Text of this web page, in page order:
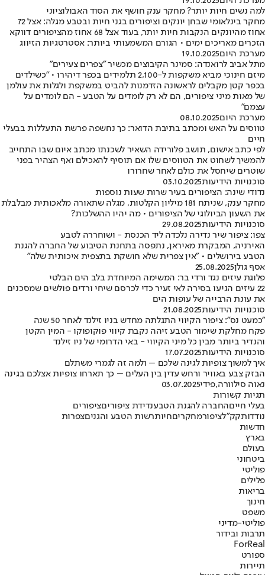
למה נשים חיות יותר? מחקר ענק חושף את הסוד האבולוציוני
מחקר בינלאומי שבחן יונקים וציפורים בגני חיות ובטבע מגלה: אצל 72
אחוז מהיונקים הנקבות חיות יותר, בעוד אצל 68 אחוז מהציפורים דווקא
הזכרים מאריכים ימים • הגורם המשמעותי ביותר: אסטרטגיות הזיווג
מערכת היום19.10.2025
מתל אביב לרואנדה: סמינר הקיבוצים מכשיר "צפרים צעירים"
מיזם חינוכי מביא משקפות ל-2,100 תלמידים בכפר דיהירו • "כשילדים
בכפר קטן מקבלים לראשונה הזדמנות להביט במשקפת ולגלות את עולמן
של מאות מיני ציפורים, הם לא רק לומדים על הטבע - הם לומדים על
עצמם"
מערכת היום08.10.2025
טווסים על האש ומכתב בתיבת הדואר: כך נחשפה פרשת התעללות בבעלי
חיים
לפי כתב אישום, תושב פלורידה השאיר לשכנתו מכתב איום שבו התחייב
להמשיך לשחוט את הטווסים שלו אם תוסיף להאכילם ואף הצהיר בפני
שוטרים שיחסל את כולם לאחר שחרורו
סוכנויות הידיעות03.10.2025
נדודי שינה: הציפורים בעיר שרות שעות נוספות
מחקר ענק, שניתח 181 מיליון הקלטות, מגלה שתאורה מלאכותית מבלבלת
את השעון הביולוגי של הציפורים • מה יהיו ההשלכות?
סוכנויות הידיעות29.08.2025
צפו: ציפור שיר נדירה נלכדה ליד הכנסת - ושוחררה לטבע
האירניה, המבקרת מאיראן, נתפסה בתחנת הטיבוע של החברה להגנת
הטבע בירושלים • "אין צפרית שלא חושקת בתצפית איכותית שלה"
אסף גולן25.08.2025
פלוגת עיזים נגד ורדי בר: המשימה המיוחדת בלב הים הבלטי
22 עיזים הגיעו בסירה לאי זעיר כדי לכרסם שיחי ורדים פולשים שמסכנים
את עונת הרבייה של עופות הים
סוכנויות הידיעות21.08.2025
"כמעט נס": ציפור הקיווי התגלתה מחדש בניו זילנד לאחר 50 שנה
פקח מחלקת שימור הטבע זיהה נקבת קיווי פוקופוקו - המין הקטן
והנדיר ביותר מבין כל מיני הקיווי - באי הדרומי של ניו זילנד
סוכנויות הידיעות17.07.2025
איך למשוך צופיות לגינה שלכם – ולמה זה לגמרי משתלם
הבזק צבע באוויר ורחש עדין בין העלים – כך תארחו צופיות אצלכם בגינה
נאוה סילוורה,פידי03.07.2025
תגיות קשורות
בעלי חייםהחברה להגנת הטבענדידת ציפוריםציפורים
נודדותקק"לציפורמחקריםחיותרשות הטבע והגניםצפרות
חדשות
בארץ
בעולם
ביטחוני
פוליטי
פלילים
בריאות
חינוך
משפט
פוליטי-מדיני
תרבות ובידור
ForReal
ספורט
תיירות